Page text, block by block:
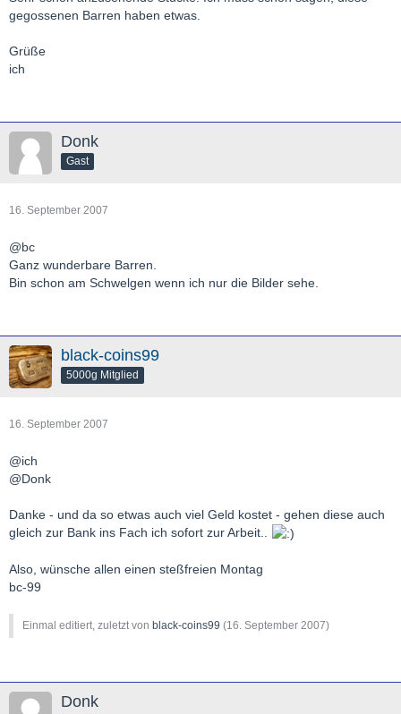
gegossenen Barren haben etwas.
Grüße
ich
Donk
Gast
16. September 2007
@bc
Ganz wunderbare Barren.
Bin schon am Schwelgen wenn ich nur die Bilder sehe.
black-coins99
5000g Mitglied
16. September 2007
@ich
@Donk
Danke - und da so etwas auch viel Geld kostet - gehen diese auch
gleich zur Bank ins Fach ich sofort zur Arbeit..
Also, wünsche allen einen steßfreien Montag
bc-99
Einmal editiert, zuletzt von black-coins99 (16. September 2007)
Donk